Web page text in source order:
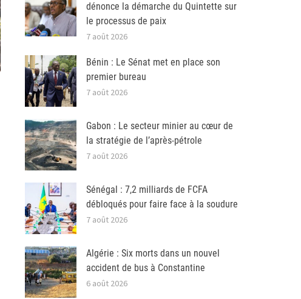
dénonce la démarche du Quintette sur
le processus de paix
7 août 2026
Bénin : Le Sénat met en place son
premier bureau
7 août 2026
Gabon : Le secteur minier au cœur de
la stratégie de l’après-pétrole
7 août 2026
Sénégal : 7,2 milliards de FCFA
débloqués pour faire face à la soudure
7 août 2026
Algérie : Six morts dans un nouvel
accident de bus à Constantine
6 août 2026